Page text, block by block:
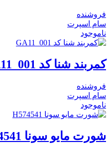
فروشنده
سام اسپرت
ناموجود
کمربند شنا کد GA11_001
فروشنده
سام اسپرت
ناموجود
شورت مایو سونا H574541